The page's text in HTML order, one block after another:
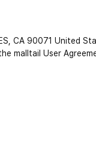
CA 90071 United
malltail User